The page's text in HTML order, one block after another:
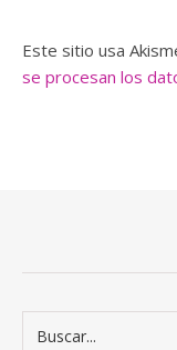
Este sitio usa
se procesan los